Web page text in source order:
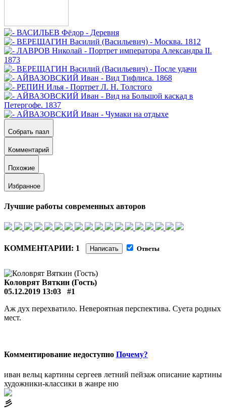
Собрать пазл
Комментарий
Похожие
Избранное
Лучшие работы современных авторов
КОММЕНТАРИИ: 1 Написать Ответы
Коловрят Вяткин (Гость)
05.12.2019 13:03
#1
Аж дух перехватило. Невероятная перспектива. Суета родных
мест.
Комментирование недоступно Почему?
иван вельц картины сергеев летний пейзаж описание картины
художники-классики в жанре ню
⼺